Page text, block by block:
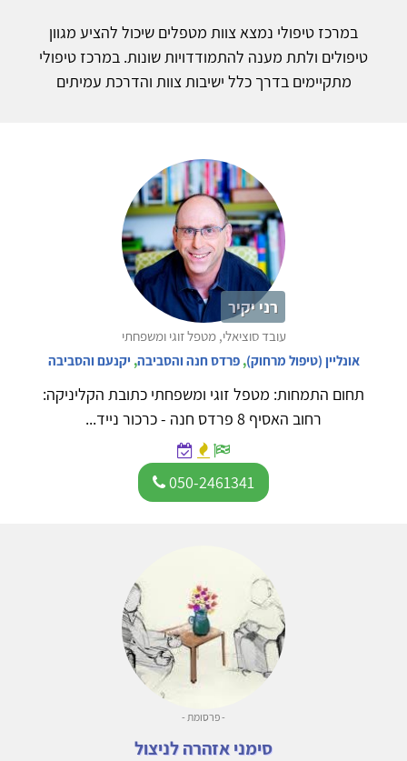
במרכז טיפולי נמצא צוות מטפלים שיכול להציע מגוון
טיפולים ולתת מענה להתמודדויות שונות. במרכז טיפולי
מתקיימים בדרך כלל ישיבות צוות והדרכת עמיתים
רני יקיר
עובד סוציאלי, מטפל זוגי ומשפחתי
אונליין (טיפול מרחוק),פרדס חנה והסביבה, יקנעם והסביבה
תחום התמחות: מטפל זוגי ומשפחתי כתובת הקליניקה:
רחוב האסיף 8 פרדס חנה - כרכור נייד...
050-2461341
- פרסומת -
סימני אזהרה לניצול